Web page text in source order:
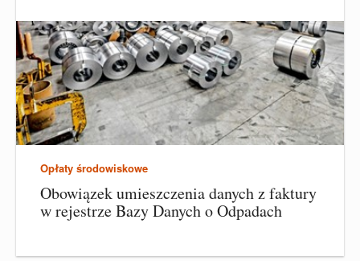
Opłaty środowiskowe
Obowiązek umieszczenia danych z faktury
w rejestrze Bazy Danych o Odpadach